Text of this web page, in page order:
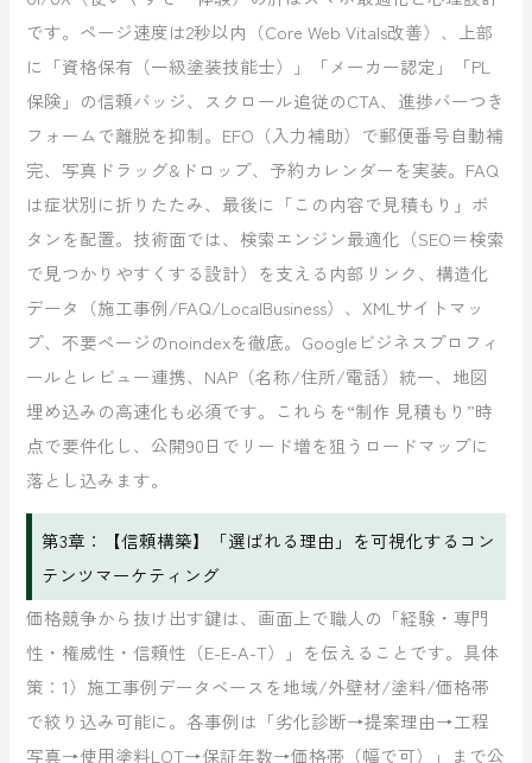
です。ページ速度は2秒以内（Core Web Vitals改善）、上部
に「資格保有（一級塗装技能士）」「メーカー認定」「PL
保険」の信頼バッジ、スクロール追従のCTA、進捗バーつき
フォームで離脱を抑制。EFO（入力補助）で郵便番号自動補
完、写真ドラッグ&ドロップ、予約カレンダーを実装。FAQ
は症状別に折りたたみ、最後に「この内容で見積もり」ボ
タンを配置。技術面では、検索エンジン最適化（SEO＝検索
で見つかりやすくする設計）を支える内部リンク、構造化
データ（施工事例/FAQ/LocalBusiness）、XMLサイトマッ
プ、不要ページのnoindexを徹底。Googleビジネスプロフィ
ールとレビュー連携、NAP（名称/住所/電話）統一、地図
埋め込みの高速化も必須です。これらを“制作 見積もり”時
点で要件化し、公開90日でリード増を狙うロードマップに
落とし込みます。
第3章：【信頼構築】「選ばれる理由」を可視化するコン
テンツマーケティング
価格競争から抜け出す鍵は、画面上で職人の「経験・専門
性・権威性・信頼性（E-E-A-T）」を伝えることです。具体
策：1）施工事例データベースを地域/外壁材/塗料/価格帯
で絞り込み可能に。各事例は「劣化診断→提案理由→工程
写真→使用塗料LOT→保証年数→価格帯（幅で可）」まで公